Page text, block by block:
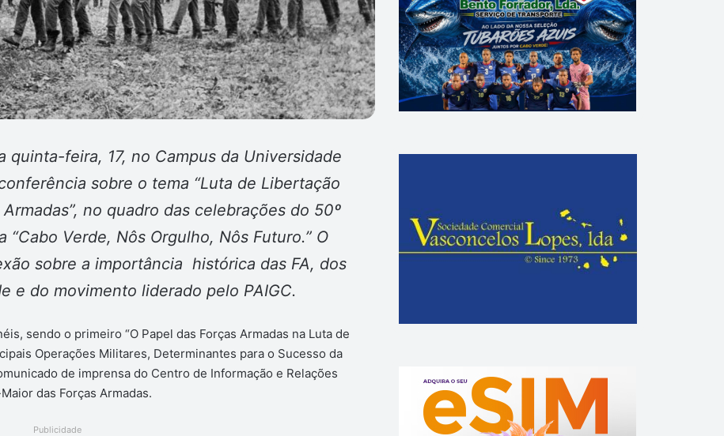
quinta-feira, 17, no Campus da Universidade
sobre o tema “Luta de Libertação
no quadro das celebrações do 50º
Verde, Nôs Orgulho, Nôs Futuro.” O
sobre a importância histórica das FA, dos
e do movimento liderado pelo PAIGC.
sendo o primeiro “O Papel das Forças Armadas na Luta de
Operações Militares, Determinantes para o Sucesso da
de imprensa do Centro de Informação e Relações
das Forças Armadas.
Publicidade